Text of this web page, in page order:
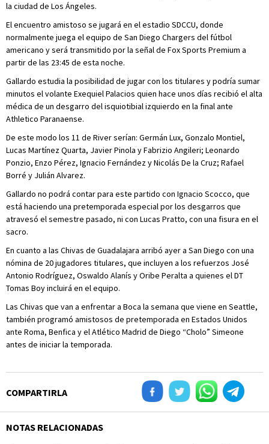
la ciudad de Los Ángeles.
El encuentro amistoso se jugará en el estadio SDCCU, donde
normalmente juega el equipo de San Diego Chargers del fútbol
americano y será transmitido por la señal de Fox Sports Premium a
partir de las 23:45 de esta noche.
Gallardo estudia la posibilidad de jugar con los titulares y podría sumar
minutos el volante Exequiel Palacios quien hace unos días recibió el alta
médica de un desgarro del isquiotibial izquierdo en la final ante
Athletico Paranaense.
De este modo los 11 de River serían: Germán Lux, Gonzalo Montiel,
Lucas Martínez Quarta, Javier Pinola y Fabrizio Angileri; Leonardo
Ponzio, Enzo Pérez, Ignacio Fernández y Nicolás De la Cruz; Rafael
Borré y Julián Alvarez.
Gallardo no podrá contar para este partido con Ignacio Scocco, que
está haciendo una pretemporada especial por los desgarros que
atravesó el semestre pasado, ni con Lucas Pratto, con una fisura en el
sacro.
En cuanto a las Chivas de Guadalajara arribó ayer a San Diego con una
nómina de 20 jugadores titulares, que incluyen a los refuerzos José
Antonio Rodríguez, Oswaldo Alanís y Oribe Peralta a quienes el DT
Tomas Boy incluirá en el equipo.
Las Chivas que van a enfrentar a Boca la semana que viene en Seattle,
también programó amistosos de pretemporada en Estados Unidos
ante Roma, Benfica y el Atlético Madrid de Diego “Cholo” Simeone
antes de iniciar la temporada.
COMPARTIRLA
NOTAS RELACIONADAS